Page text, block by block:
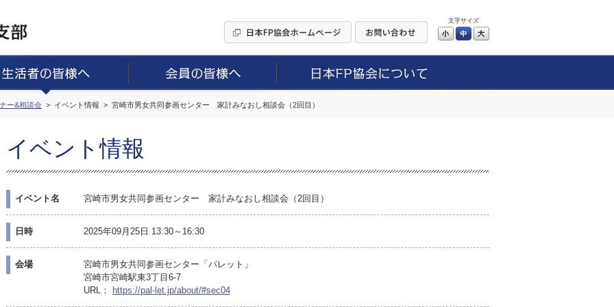
文字サイズ
小 中
ー&相談会 イベント情報 宮崎市男女共同参画センター 家計みなおし相談会（2回目）
イベント情報
イベント名 宮崎市男女共同参画センター 家計みなおし相談会（2回目）
日時 2025年09月25日 13:30～16:30
会場
宮崎市男女共同参画センター「パレット」
宮崎市宮崎駅東3丁目6-7
URL：
https://pal-let.jp/about/#sec04